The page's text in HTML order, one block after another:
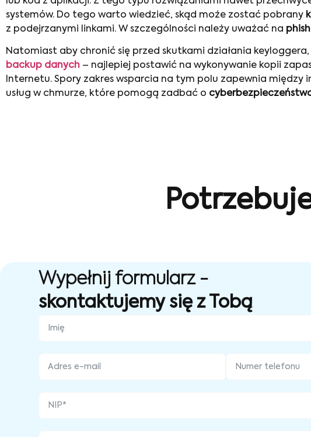
systemów. Do tego warto wiedzieć, skąd może zostać pobrany
z podejrzanymi linkami. W szczególności należy uważać na
Natomiast aby chronić się przed skutkami działania
backup danych – najlepiej postawić na wykonywanie kopii
Internetu. Spory zakres wsparcia na tym polu zapewnia
usług w chmurze, które pomogą zadbać o
Wypełnij formularz -
skontaktujemy się z Tobą